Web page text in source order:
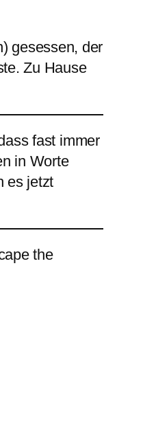
gesessen, der
Zu Hause
fast immer
in Worte
es jetzt
the